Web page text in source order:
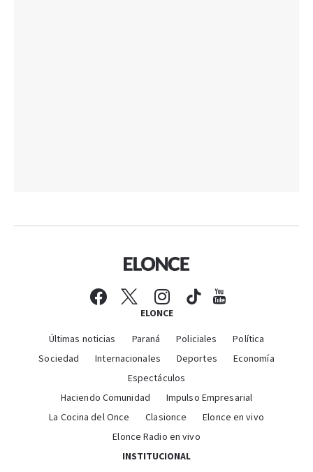
ELONCE
Últimas noticias Paraná Policiales
Política
Sociedad
Internacionales Deportes
Economía
Espectáculos
Haciendo Comunidad
Impulso Empresarial
La Cocina del Once
Clasionce
Elonce en vivo
Elonce Radio en vivo
INSTITUCIONAL